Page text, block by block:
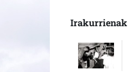
Irakurrienak